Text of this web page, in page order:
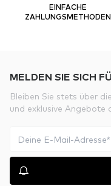
EINFACHE
ZAHLUNGSMETHODEN
MELDEN SIE SICH
Bleiben Sie stets über
und exklusive Angebote